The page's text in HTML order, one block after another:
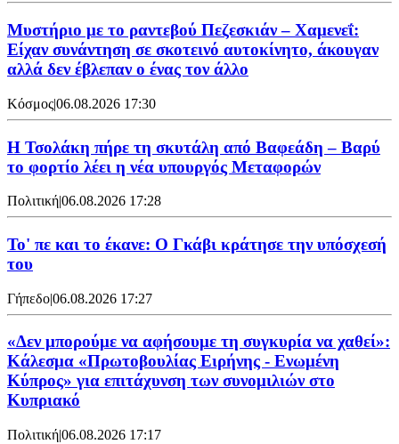
Μυστήριο με το ραντεβού Πεζεσκιάν – Χαμενεΐ:
Είχαν συνάντηση σε σκοτεινό αυτοκίνητο, άκουγαν
αλλά δεν έβλεπαν ο ένας τον άλλο
Κόσμος|06.08.2026 17:30
Η Τσολάκη πήρε τη σκυτάλη από Βαφεάδη – Βαρύ
το φορτίο λέει η νέα υπουργός Μεταφορών
Πολιτική|06.08.2026 17:28
Το' πε και το έκανε: Ο Γκάβι κράτησε την υπόσχεσή
του
Γήπεδο|06.08.2026 17:27
«Δεν μπορούμε να αφήσουμε τη συγκυρία να χαθεί»:
Κάλεσμα «Πρωτοβουλίας Ειρήνης - Ενωμένη
Κύπρος» για επιτάχυνση των συνομιλιών στο
Κυπριακό
Πολιτική|06.08.2026 17:17